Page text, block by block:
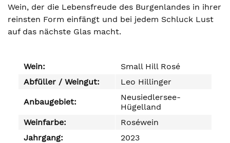
Wein, der die Lebensfreude des Burgenlandes in ihrer
reinsten Form einfängt und bei jedem Schluck Lust
auf das nächste Glas macht.
Wein:
Small Hill Rosé
Abfüller / Weingut:
Leo Hillinger
Anbaugebiet:
Neusiedlersee-
Hügelland
Weinfarbe:
Roséwein
Jahrgang:
2023